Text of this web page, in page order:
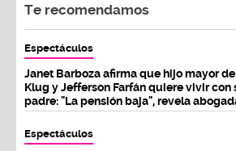
Te recomendamos
Espectáculos
Janet Barboza afirma que hijo mayor
Klug y Jefferson Farfán quiere vivir con
padre: "La pensión baja", revela
Espectáculos